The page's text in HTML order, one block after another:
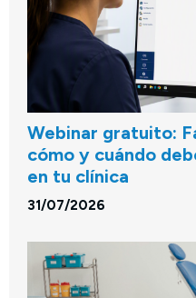
Webinar gratuito:
cómo y cuándo
en tu clínica
31/07/2026